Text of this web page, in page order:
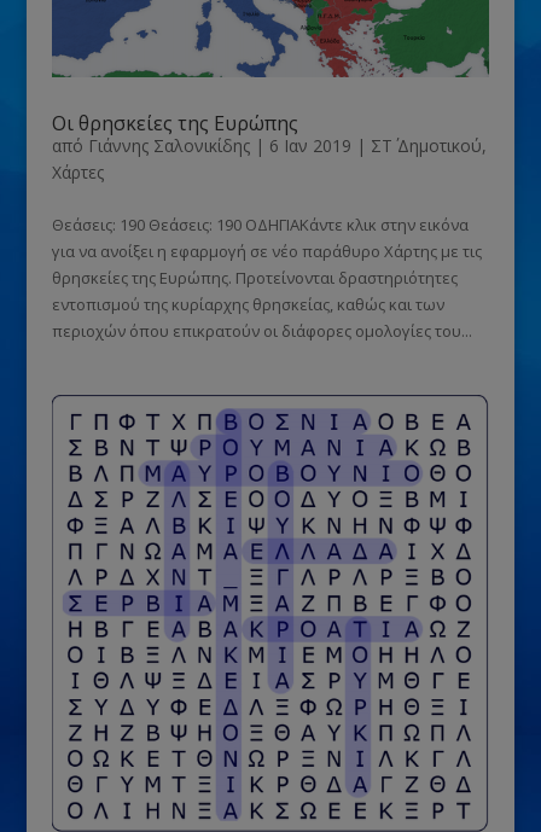
Οι θρησκείες της Ευρώπης
από Γιάννης Σαλονικίδης| 6 Ιαν 2019 | ΣΤ΄ Δημοτικού,
Χάρτες
Θεάσεις: 190 Θεάσεις: 190 ΟΔΗΓΙΑΚάντε κλικ στην εικόνα
για να ανοίξει η εφαρμογή σε νέο παράθυρο Χάρτης με τις
θρησκείες της Ευρώπης. Προτείνονται δραστηριότητες
εντοπισμού της κυρίαρχης θρησκείας, καθώς και των
περιοχών όπου επικρατούν οι διάφορες ομολογίες του...